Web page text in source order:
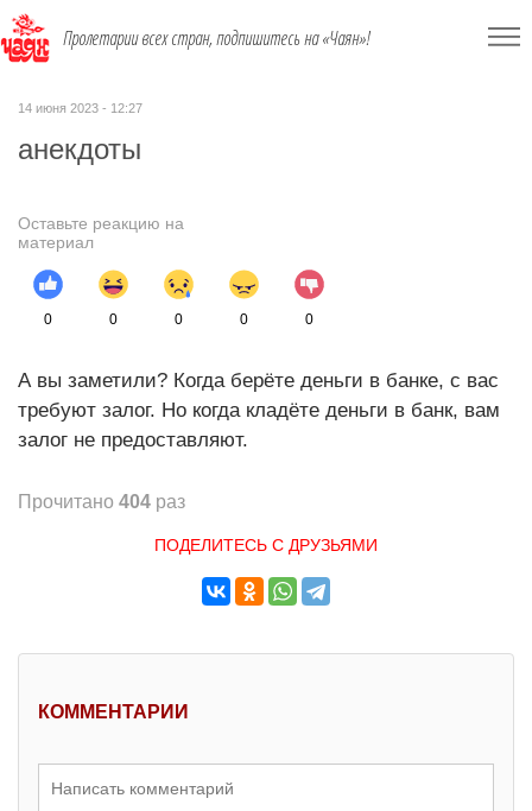
Пролетарии всех стран, подпишитесь на «Чаян»!
14 июня 2023 - 12:27
анекдоты
Оставьте реакцию на
материал
0 0 0 0 0
А вы заметили? Когда берёте деньги в банке, с вас
требуют залог. Но когда кладёте деньги в банк, вам
залог не предоставляют.
Прочитано 404 раз
ПОДЕЛИТЕСЬ С ДРУЗЬЯМИ
КОММЕНТАРИИ